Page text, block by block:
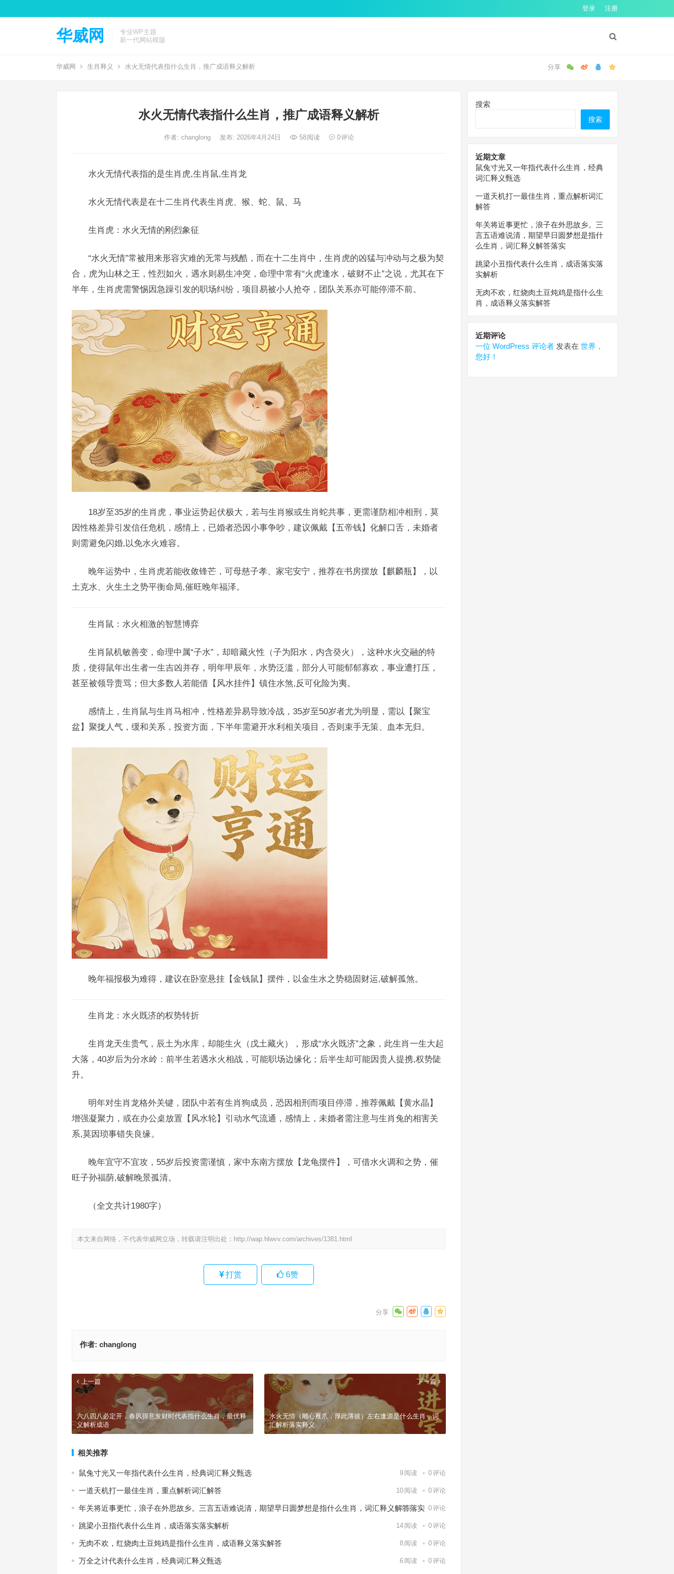
登录 注册
华威网
专业WP主题
新一代网站模版
华威网 生肖释义 水火无情代表指什么生肖，推广成语释义解析
水火无情代表指什么生肖，推广成语释义解析
作者: changlong 发布: 2026年4月24日 58阅读 0评论
水火无情代表指的是生肖虎,生肖鼠,生肖龙
水火无情代表是在十二生肖代表生肖虎、猴、蛇、鼠、马
生肖虎：水火无情的刚烈象征
“水火无情”常被用来形容灾难的无常与残酷，而在十二生肖中，生肖虎的凶猛与冲动与之极为契
合，虎为山林之王，性烈如火，遇水则易生冲突，命理中常有“火虎逢水，破财不止”之说，尤其在下
半年，生肖虎需警惕因急躁引发的职场纠纷，项目易被小人抢夺，团队关系亦可能停滞不前。
18岁至35岁的生肖虎，事业运势起伏极大，若与生肖猴或生肖蛇共事，更需谨防相冲相刑，莫
因性格差异引发信任危机，感情上，已婚者恐因小事争吵，建议佩戴【五帝钱】化解口舌，未婚者
则需避免闪婚,以免水火难容。
晚年运势中，生肖虎若能收敛锋芒，可母慈子孝、家宅安宁，推荐在书房摆放【麒麟瓶】，以
土克水、火生土之势平衡命局,催旺晚年福泽。
生肖鼠：水火相激的智慧博弈
生肖鼠机敏善变，命理中属“子水”，却暗藏火性（子为阳水，内含癸火），这种水火交融的特
质，使得鼠年出生者一生吉凶并存，明年甲辰年，水势泛滥，部分人可能郁郁寡欢，事业遭打压，
甚至被领导责骂；但大多数人若能借【风水挂件】镇住水煞,反可化险为夷。
感情上，生肖鼠与生肖马相冲，性格差异易导致冷战，35岁至50岁者尤为明显，需以【聚宝
盆】聚拢人气，缓和关系，投资方面，下半年需避开水利相关项目，否则束手无策、血本无归。
晚年福报极为难得，建议在卧室悬挂【金钱鼠】摆件，以金生水之势稳固财运,破解孤煞。
生肖龙：水火既济的权势转折
生肖龙天生贵气，辰土为水库，却能生火（戊土藏火），形成“水火既济”之象，此生肖一生大起
大落，40岁后为分水岭：前半生若遇水火相战，可能职场边缘化；后半生却可能因贵人提携,权势陡
升。
明年对生肖龙格外关键，团队中若有生肖狗成员，恐因相刑而项目停滞，推荐佩戴【黄水晶】
增强凝聚力，或在办公桌放置【风水轮】引动水气流通，感情上，未婚者需注意与生肖兔的相害关
系,莫因琐事错失良缘。
晚年宜守不宜攻，55岁后投资需谨慎，家中东南方摆放【龙龟摆件】，可借水火调和之势，催
旺子孙福荫,破解晚景孤清。
（全文共计1980字）
本文来自网络，不代表华威网立场，转载请注明出处： http://wap.hlwvv.com/archives/1381.html
打赏 6赞
作者: changlong
上一篇
六八四八必定开，春风得意发财时代表指什么生肖，最优释
义解析成语
下一篇
水火无情（雕心雁爪，厚此薄彼）左右逢源是什么生肖，词
汇解析落实释义
相关推荐
鼠兔寸光又一年指代表什么生肖，经典词汇释义甄选 9 阅读 0评论
一道天机打一最佳生肖，重点解析词汇解答 10 阅读 0评论
年关将近事更忙，浪子在外思故乡。三言五语难说清，期望早日圆梦想是指什么生肖，词汇释义解答落实
12阅读 0评论
跳梁小丑指代表什么生肖，成语落实落实解析 14 阅读 0评论
无肉不欢，红烧肉土豆炖鸡是指什么生肖，成语释义落实解答 8 阅读 0评论
万全之计代表什么生肖，经典词汇释义甄选 6 阅读 0评论
搜索
搜索
近期文章
鼠兔寸光又一年指代表什么生肖，经典
词汇释义甄选
一道天机打一最佳生肖，重点解析词汇
解答
年关将近事更忙，浪子在外思故乡。三
言五语难说清，期望早日圆梦想是指什
么生肖，词汇释义解答落实
跳梁小丑指代表什么生肖，成语落实落
实解析
无肉不欢，红烧肉土豆炖鸡是指什么生
肖，成语释义落实解答
近期评论
一位 WordPress 评论者 发表在 世界，
您好！